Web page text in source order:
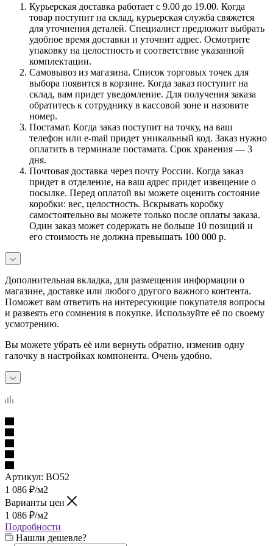
Курьерская доставка работает с 9.00 до 19.00. Когда
товар поступит на склад, курьерская служба свяжется
для уточнения деталей. Специалист предложит выбрать
удобное время доставки и уточнит адрес. Осмотрите
упаковку на целостность и соответствие указанной
комплектации.
Самовывоз из магазина. Список торговых точек для
выбора появится в корзине. Когда заказ поступит на
склад, вам придет уведомление. Для получения заказа
обратитесь к сотруднику в кассовой зоне и назовите
номер.
Постамат. Когда заказ поступит на точку, на ваш
телефон или e-mail придет уникальный код. Заказ нужно
оплатить в терминале постамата. Срок хранения — 3
дня.
Почтовая доставка через почту России. Когда заказ
придет в отделение, на ваш адрес придет извещение о
посылке. Перед оплатой вы можете оценить состояние
коробки: вес, целостность. Вскрывать коробку
самостоятельно вы можете только после оплаты заказа.
Один заказ может содержать не больше 10 позиций и
его стоимость не должна превышать 100 000 р.
Дополнительная вкладка, для размещения информации о
магазине, доставке или любого другого важного контента.
Поможет вам ответить на интересующие покупателя вопросы
и развеять его сомнения в покупке. Используйте её по своему
усмотрению.
Вы можете убрать её или вернуть обратно, изменив одну
галочку в настройках компонента. Очень удобно.
Артикул: BO52
1 086 ₽/м2
Варианты цен
1 086 ₽/м2
Подробности
Нашли дешевле?